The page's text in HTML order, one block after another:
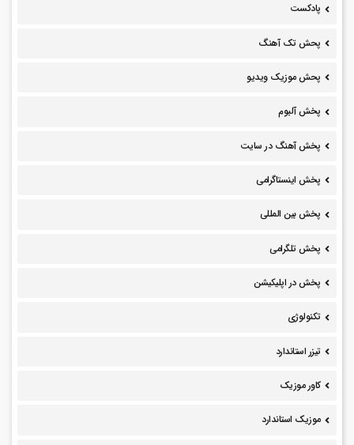
پادکست
پحش تک آهنگ
پحش موزیک ویدیو
پخش آلبوم
پخش آهنگ در سایت
پخش اینستاگرامی
پخش بین المللی
پخش تلگرامی
پخش در اپلیکیشن
تکنولوژی
تیزر استاندارد
کاور موزیک
موزیک استاندارد